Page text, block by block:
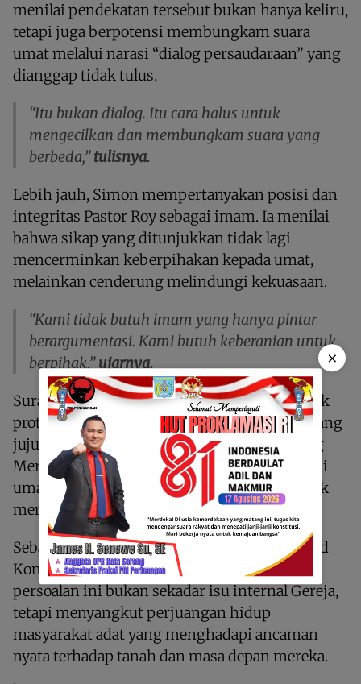
menilai pendekatan tersebut bukan hanya keliru,
tetapi juga berpotensi membungkam suara
umat melalui narasi “dialog persaudaraan” yang
dianggap tidak tulus.
“Itu bukan dialog. Itu cara halus untuk
mengecilkan dan membungkam suara yang
berbeda,”tulisnya.
Lebih jauh, Simon mempertanyakan posisi dan
integritas Pastor Roy sebagai imam. Ia menilai
bahwa sikap yang ditunjukkan tidak lagi
mencerminkan keberpihakan kepada umat,
melainkan cenderung melindungi kekuasaan.
“Kami tidak butuh imam yang hanya pintar
berargumentasi. Kami butuh keberanian untuk
berpihak,”ujarnya.
Surat terbuka ini disampaikan sebagai bentuk
protes sekaligus desakan agar ruang dialog yang
jujur dan terbuka di dalam Keuskupan Agung
Merauke segera dibuka, mengingat selama ini
umat merasa tidak mendapatkan ruang untuk
menyampaikan suara mereka.
Sebagai Ketua Forum Masyarakat Adat Malind
Kondo Digul, Simon menegaskan bahwa
persoalan ini bukan sekadar isu internal Gereja,
tetapi menyangkut perjuangan hidup
masyarakat adat yang menghadapi ancaman
nyata terhadap tanah dan masa depan mereka.
×